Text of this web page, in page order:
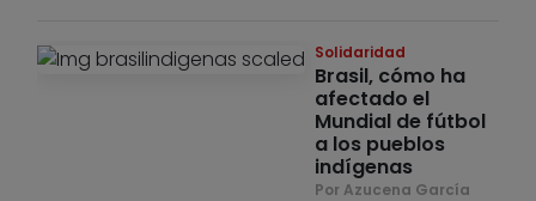
Solidaridad
Brasil, cómo ha
afectado el
Mundial de fútbol
a los pueblos
indígenas
Por Azucena García